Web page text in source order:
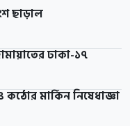
ছাড়াল
ঢাকা-১৭
মার্কিন নিষেধাজ্ঞা